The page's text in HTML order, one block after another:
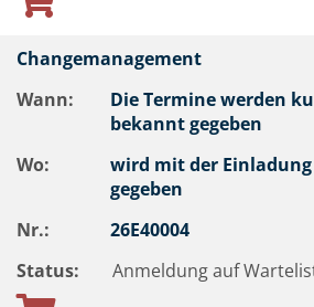
Changemanagement
Wann:
Die Termine werden
bekannt gegeben
Wo:
wird mit der
gegeben
Nr.:
26E40004
Status:
Anmeldung auf